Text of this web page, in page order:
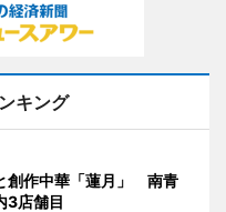
キング
創作中華「蓮月」 南青
3店舗目